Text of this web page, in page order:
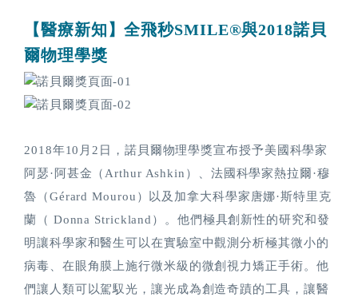
【醫療新知】全飛秒SMILE®與2018諾貝
爾物理學獎
2018年10月2日，諾貝爾物理學獎宣布授予美國科學家
阿瑟·阿甚金（Arthur Ashkin）、法國科學家熱拉爾·穆
魯（Gérard Mourou）以及加拿大科學家唐娜·斯特里克
蘭（ Donna Strickland）。他們極具創新性的研究和發
明讓科學家和醫生可以在實驗室中觀測分析極其微小的
病毒、在眼角膜上施行微米級的微創視力矯正手術。他
們讓人類可以駕馭光，讓光成為創造奇蹟的工具，讓醫